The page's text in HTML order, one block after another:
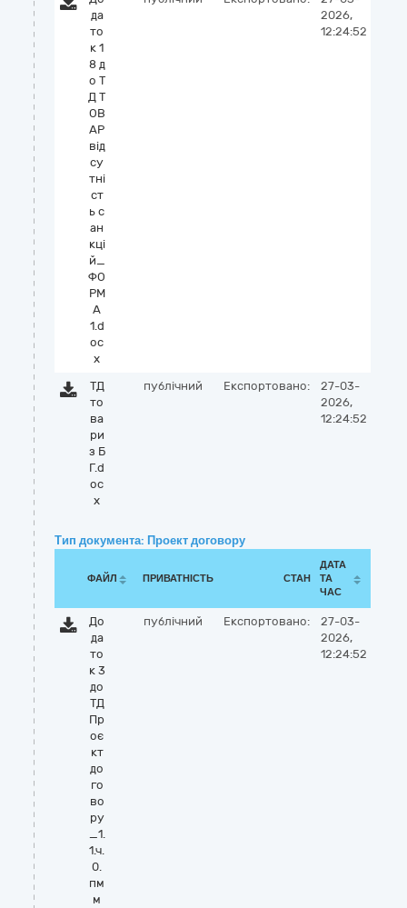
да
то
к 1
8 д
о Т
Д Т
ОВ
АР
від
су
тні
ст
ь с
ан
кці
й_
ФО
РМ
А
1.d
oc
x
2026,
12:24:52
ТД
то
ва
ри
з Б
Г.d
oc
x
публічний Експортовано:
27-03-
2026,
12:24:52
Тип документа: Проект договору
ФАЙЛ ПРИВАТНІСТЬ СТАН
ДАТА
ТА
ЧАС
До
да
то
к 3
до
ТД
Пр
оє
кт
до
го
во
ру
_1.
1.ч.
0.
пм
м
публічний Експортовано:
27-03-
2026,
12:24:52